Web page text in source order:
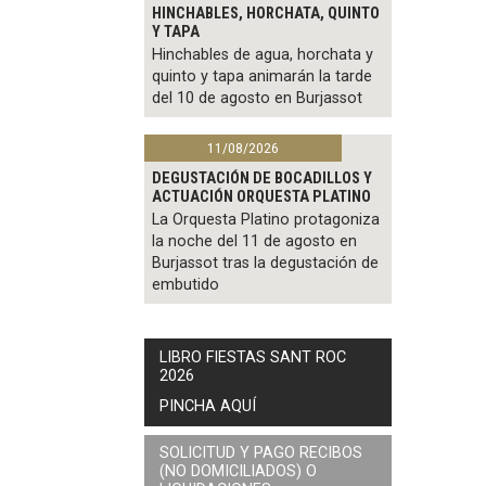
HINCHABLES, HORCHATA, QUINTO
Y TAPA
Hinchables de agua, horchata y
quinto y tapa animarán la tarde
del 10 de agosto en Burjassot
11/08/2026
DEGUSTACIÓN DE BOCADILLOS Y
ACTUACIÓN ORQUESTA PLATINO
La Orquesta Platino protagoniza
la noche del 11 de agosto en
Burjassot tras la degustación de
embutido
LIBRO FIESTAS SANT ROC
2026
PINCHA AQUÍ
SOLICITUD Y PAGO RECIBOS
(NO DOMICILIADOS) O